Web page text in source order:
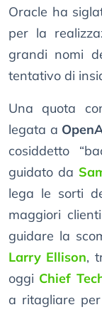
Oracle ha
per la
grandi nomi
tentativo di
Una quota
legata a
cosiddetto
guidato da
lega le sorti
maggiori
guidare la
Larry Ellison,
oggi Chief
a ritagliare